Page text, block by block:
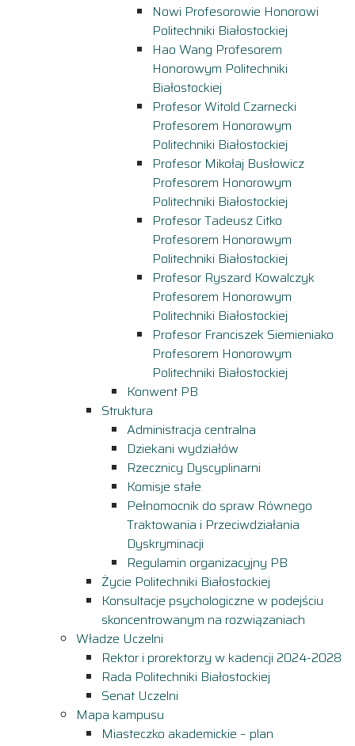
Nowi Profesorowie Honorowi
Politechniki Białostockiej
Hao Wang Profesorem
Honorowym Politechniki
Białostockiej
Profesor Witold Czarnecki
Profesorem Honorowym
Politechniki Białostockiej
Profesor Mikołaj Busłowicz
Profesorem Honorowym
Politechniki Białostockiej
Profesor Tadeusz Citko
Profesorem Honorowym
Politechniki Białostockiej
Profesor Ryszard Kowalczyk
Profesorem Honorowym
Politechniki Białostockiej
Profesor Franciszek Siemieniako
Profesorem Honorowym
Politechniki Białostockiej
Konwent PB
Struktura
Administracja centralna
Dziekani wydziałów
Rzecznicy Dyscyplinarni
Komisje stałe
Pełnomocnik do spraw Równego
Traktowania i Przeciwdziałania
Dyskryminacji
Regulamin organizacyjny PB
Życie Politechniki Białostockiej
Konsultacje psychologiczne w podejściu
skoncentrowanym na rozwiązaniach
Władze Uczelni
Rektor i prorektorzy w kadencji 2024-2028
Rada Politechniki Białostockiej
Senat Uczelni
Mapa kampusu
Miasteczko akademickie – plan